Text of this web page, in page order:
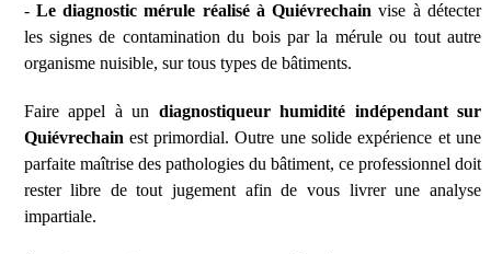
- Le diagnostic mérule réalisé à Quiévrechain vise à détecter
les signes de contamination du bois par la mérule ou tout autre
organisme nuisible, sur tous types de bâtiments.
Faire appel à un diagnostiqueur humidité indépendant sur
Quiévrechain est primordial. Outre une solide expérience et une
parfaite maîtrise des pathologies du bâtiment, ce professionnel doit
rester libre de tout jugement afin de vous livrer une analyse
impartiale.